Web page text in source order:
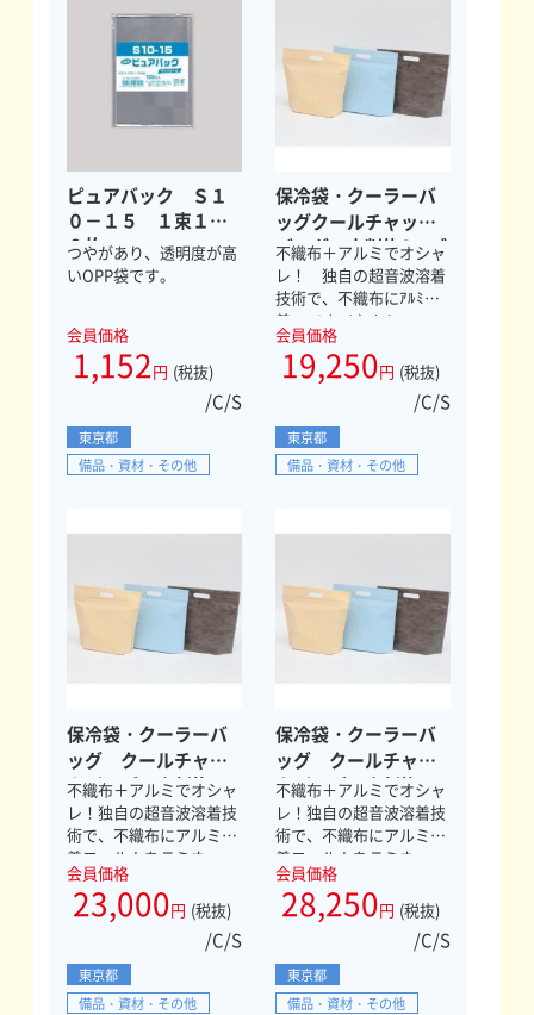
ピュアバック Ｓ１
０－１５ １束１０
０枚
つやがあり、透明度が高
いOPP袋です。
会員価格
1,152円 (税抜)
/C/S
東京都
備品・資材・その他
保冷袋・クーラーバ
ッグクールチャック
バッグ 小判抜S ブ
ルー
不織布＋アルミでオシャ
レ！ 独自の超音波溶着
技術で、不織布にｱﾙﾐ蒸
着ﾌｨﾙﾑをﾗﾐﾈｰﾄ！
会員価格
19,250円 (税抜)
/C/S
東京都
備品・資材・その他
保冷袋・クーラーバ
ッグ クールチャッ
クバッグ 小判抜
Ｍ
不織布＋アルミでオシャ
レ！独自の超音波溶着技
術で、不織布にアルミ蒸
着フィルムをラミネー
ト！
会員価格
23,000円 (税抜)
/C/S
東京都
備品・資材・その他
保冷袋・クーラーバ
ッグ クールチャッ
クバッグ 小判抜
Ｌ
不織布＋アルミでオシャ
レ！独自の超音波溶着技
術で、不織布にアルミ蒸
着フィルムをラミネー
ト！
会員価格
28,250円 (税抜)
/C/S
東京都
備品・資材・その他